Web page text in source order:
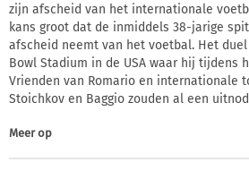
zijn afscheid van het internationale
kans groot dat de inmiddels 38-jarige
afscheid neemt van het voetbal. Het
Bowl Stadium in de USA waar hij tijdens
Vrienden van Romario en internationale
Stoichkov en Baggio zouden al een
Meer op